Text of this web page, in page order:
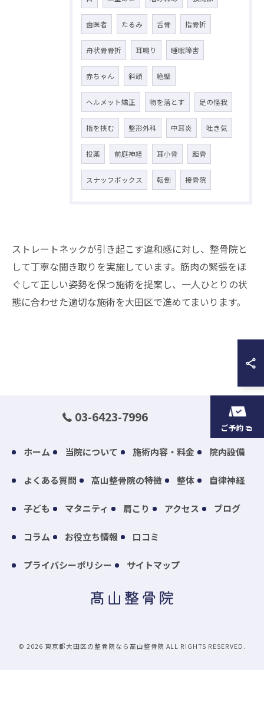
歯医者 たるみ 舌骨 指骨折
舟状骨骨折 耳鳴り 睡眠障害
赤ちゃん 斜頭 絶壁
ヘルメット矯正 物を落とす 足の怪我
指を挟む 整形外科 中耳炎 吐き気
投薬 前庭神経 耳小骨 距骨
スナッフボックス 転倒 接骨院
ストレートネックが引き起こす違和感に対し、整骨院と
して丁寧な聞き取りを実施しています。筋肉の緊張をほ
ぐして正しい姿勢を保つ施術を提案し、一人ひとりの状
態に合わせた適切な施術を大田区で進めてまいります。
03-6423-7996
ご予約
ホーム 当院について 施術内容・料金 院内設備
よくある質問 髙山整骨院の特徴 整体 自律神経
子ども マタニティ 肩こり アクセス ブログ
コラム お役立ち情報 口コミ
プライバシーポリシー サイトマップ
© 2026 東京都大田区の整骨院なら髙山整骨院 ALL RIGHTS RESERVED.